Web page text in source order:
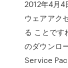
2012年4月4
ウェアアク
る ことです
のダウンロ
Service